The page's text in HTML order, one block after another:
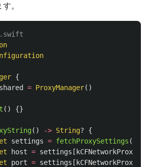
。
{
shared = ProxyManager()
() {}
() -> String?
{
settings = fetchProxySettings (),
host = settings [
port = settings [